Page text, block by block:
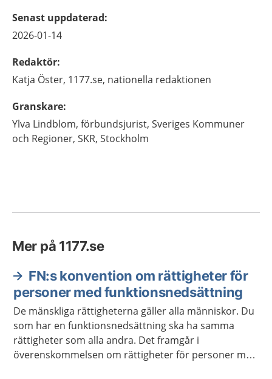
Senast uppdaterad:
2026-01-14
Redaktör:
Katja Öster, 1177.se, nationella redaktionen
Granskare:
Ylva Lindblom, förbundsjurist, Sveriges Kommuner
och Regioner, SKR, Stockholm
Mer på 1177.se
FN:s konvention om rättigheter för
personer med funktionsnedsättning
De mänskliga rättigheterna gäller alla människor. Du
som har en funktionsnedsättning ska ha samma
rättigheter som alla andra. Det framgår i
överenskommelsen om rättigheter för personer med